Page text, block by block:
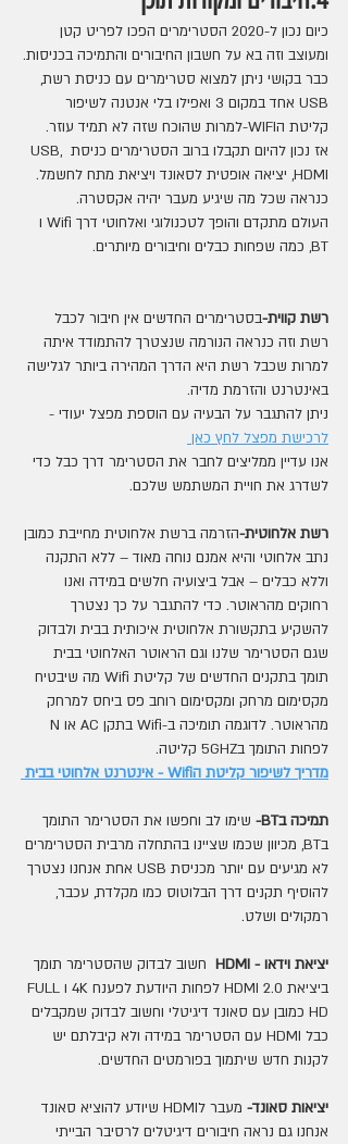
כיום נכון ל-2020 הסטרימרים הפכו לפריט קטן
ומעוצב וזה בא על חשבון החיבורים והתמיכה בכניסות.
כבר בקושי ניתן למצוא סטרימרים עם כניסת רשת,
USB אחד במקום 3 ואפילו בלי אנטנה לשיפור
קליטת הWIFI-למרות שהוכח שזה לא תמיד עוזר.
אז נכון להיום תקבלו ברוב הסטרימרים כניסת USB,
HDMI, יציאה אופטית לסאונד ויציאת מתח לחשמל.
כנראה שכל מה שיגיע מעבר יהיה אקסטרה.
העולם מתקדם והופך לטכנולוגי ואלחוטי דרך Wifi ו
BT, כמה שפחות כבלים וחיבורים מיותרים.
רשת קווית-בסטרימרים החדשים אין חיבור לכבל
רשת וזה כנראה הנורמה שנצטרך להתמודד איתה
למרות שכבל רשת היא הדרך המהירה ביותר לגלישה
באינטרנט והזרמת מדיה.
ניתן להתגבר על הבעיה עם הוספת מפצל יעודי -
לרכישת מפצל לחץ כאן
אנו עדיין ממליצים לחבר את הסטרימר דרך כבל כדי
לשדרג את חויית המשתמש שלכם.
רשת אלחוטית-הזרמה ברשת אלחוטית מחייבת כמובן
נתב אלחוטי והיא אמנם נוחה מאוד – ללא התקנה
וללא כבלים – אבל ביצועיה חלשים במידה ואנו
רחוקים מהראוטר. כדי להתגבר על כך נצטרך
להשקיע בתקשורת אלחוטית איכותית בבית ולבדוק
שגם הסטרימר שלנו וגם הראוטר האלחוטי בבית
תומך בתקנים החדשים של קליטת Wifi מה שיבטיח
מקסימום מרחק ומקסימום רוחב פס ביחס למרחק
לפחות התומך ב5GHZ קליטה.
מדריך לשיפור קליטת הWifi - אינטרנט אלחוטי בבית
תמיכה בBT-
שימו לב וחפשו את הסטרימר התומך
בBT, מכיוון שכמו שציינו בהתחלה מרבית הסטרימרים
לא מגיעים עם יותר מכניסת USB אחת אנחנו נצטרך
להוסיף תקנים דרך הבלוטוס כמו מקלדת, עכבר,
רמקולים ושלט.
יציאת וידאו - HDMI
חשוב לבדוק שהסטרימר תומך
ביציאת HDMI 2.0 לפחות היודעת לפענח 4K וFULL
HD כמובן עם סאונד דיגיטלי וחשוב לבדוק שמקבלים
כבל HDMI עם הסטרימר במידה ולא קיבלתם יש
לקנות חדש שיתמוך בפורמטים החדשים.
יציאות סאונד-
מעבר לHDMI שיודע להוציא סאונד
אנחנו גם נראה חיבורים דיגיטלים לרסיבר הבייתי